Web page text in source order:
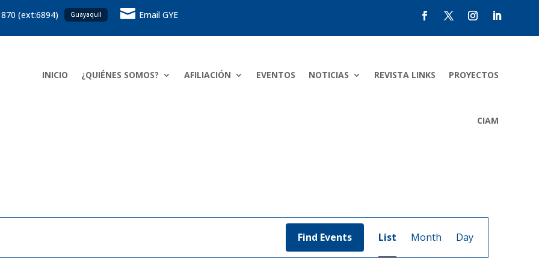
(ext:6894) Guayaquil  Email GYE
INICIO ¿QUIÉNES SOMOS? AFILIACIÓN EVENTOS NOTICIAS REVISTA LINKS PROYECTOS
CIAM
Find Events
Event
Views
List Month Day